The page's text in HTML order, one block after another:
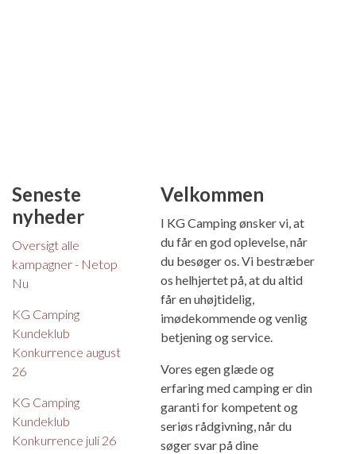
Seneste
nyheder
Oversigt alle
kampagner - Netop
Nu
KG Camping
Kundeklub
Konkurrence august
26
KG Camping
Kundeklub
Konkurrence juli 26
Velkommen
I KG Camping ønsker vi, at
du får en god oplevelse, når
du besøger os. Vi bestræber
os helhjertet på, at du altid
får en uhøjtidelig,
imødekommende og venlig
betjening og service.
Vores egen glæde og
erfaring med camping er din
garanti for kompetent og
seriøs rådgivning, når du
søger svar på dine